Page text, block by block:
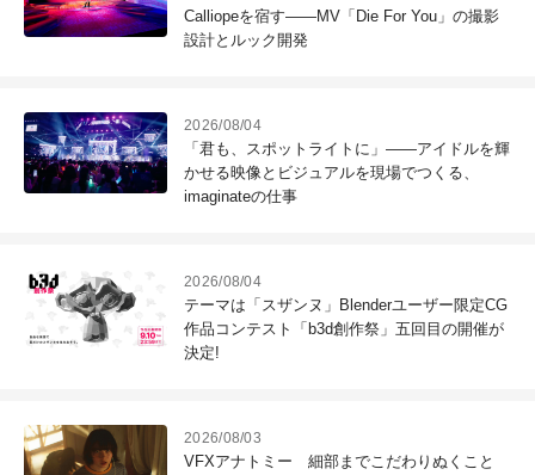
Calliopeを宿す――MV「Die For You」の撮影
設計とルック開発
2026/08/04
「君も、スポットライトに」――アイドルを輝
かせる映像とビジュアルを現場でつくる、
imaginateの仕事
2026/08/04
テーマは「スザンヌ」Blenderユーザー限定CG
作品コンテスト「b3d創作祭」五回目の開催が
決定!
2026/08/03
VFXアナトミー 細部までこだわりぬくこと